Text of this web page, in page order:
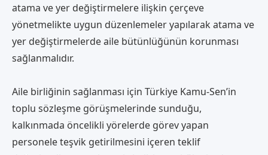
atama ve yer değiştirmelere ilişkin çerçeve
yönetmelikte uygun düzenlemeler yapılarak atama ve
yer değiştirmelerde aile bütünlüğünün korunması
sağlanmalıdır.
Aile birliğinin sağlanması için Türkiye Kamu-Sen’in
toplu sözleşme görüşmelerinde sunduğu,
kalkınmada öncelikli yörelerde görev yapan
personele teşvik getirilmesini içeren teklif